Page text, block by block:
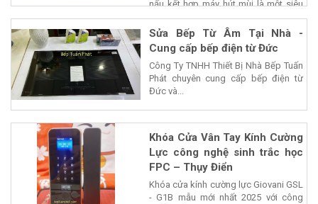
nấu kết hợp máy hút mùi là một siêu
phẩm của...
Sửa Bếp Từ Âm Tại Nhà -
Cung cấp bếp điện từ Đức
Công Ty TNHH Thiết Bị Nhà Bếp Tuấn
Phát chuyên cung cấp bếp điện từ
Đức và...
Khóa Cửa Vân Tay Kính Cường
Lực công nghệ sinh trắc học
FPC – Thụy Điển
Khóa cửa kính cường lực Giovani GSL
- G1B mẫu mới nhất 2025 với công